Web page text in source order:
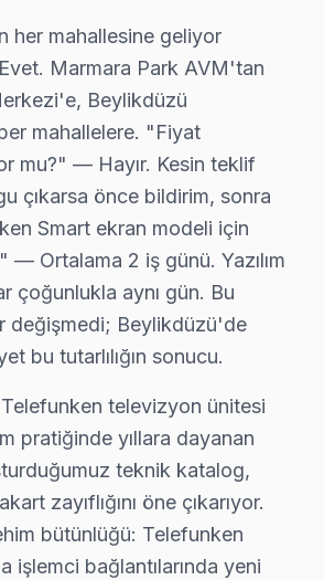
kapsamlı test edilir; garanti
paneli Bakım Tavsiyeleri
için en yaygın kullanıcı
verileri (uygulama
standartlarında bu marka
Teknik Rehberi: Panel, Teşhis
tamir ve bakımında
Telefunken teknik
TV'niz bozulduğunda
25+ sertifikalı teknisyen
sadece orijinal parça kullanıyoruz.
ve osiloskop kullanarak arızalı
Marmara Park AVM, Beylikdüzü
her mahallesine geliyor
Marmara Park AVM'tan
Beylikdüzü
mahallelere. "Fiyat
mu?" — Hayır. Kesin teklif
çıkarsa önce bildirim, sonra
Smart ekran modeli için
— Ortalama 2 iş günü. Yazılım
çoğunlukla aynı gün. Bu
değişmedi; Beylikdüzü'de
bu tutarlılığın sonucu.
televizyon ünitesi
pratiğinde yıllara dayanan
teknik katalog,
zayıflığını öne çıkarıyor.
bütünlüğü: Telefunken
işlemci bağlantılarında yeni